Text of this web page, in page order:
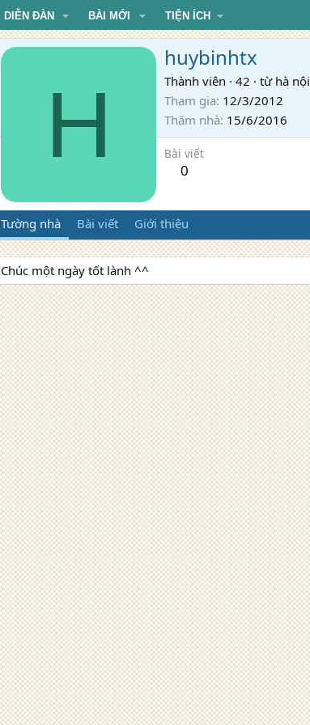
DIỄN ĐÀN BÀI MỚI TIỆN ÍCH
H
huybinhtx
Thành viên · 42 · từ hà nội
Tham gia 12/3/2012
Thăm nhà 15/6/2016
Bài viết
0
Tường nhà Bài viết Giới thiệu
Chúc một ngày tốt lành ^^